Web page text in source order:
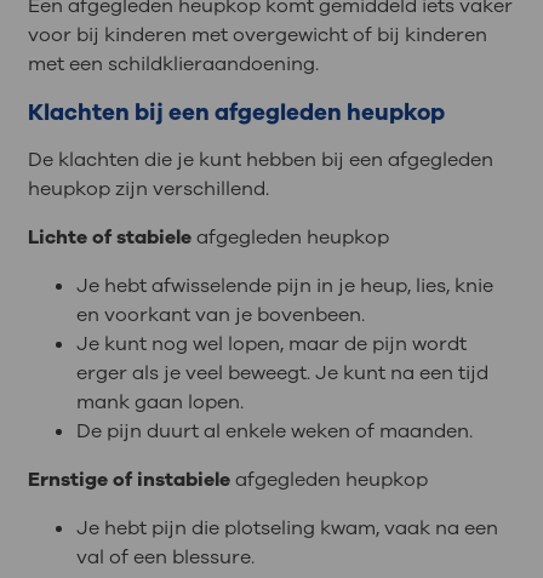
Een afgegleden heupkop komt gemiddeld iets vaker
voor bij kinderen met overgewicht of bij kinderen
met een schildklieraandoening.
Klachten bij een afgegleden heupkop
De klachten die je kunt hebben bij een afgegleden
heupkop zijn verschillend.
Lichte of stabieleafgegleden heupkop
Je hebt afwisselende pijn in je heup, lies, knie
en voorkant van je bovenbeen.
Je kunt nog wel lopen, maar de pijn wordt
erger als je veel beweegt. Je kunt na een tijd
mank gaan lopen.
De pijn duurt al enkele weken of maanden.
Ernstige of instabieleafgegleden heupkop
Je hebt pijn die plotseling kwam, vaak na een
val of een blessure.